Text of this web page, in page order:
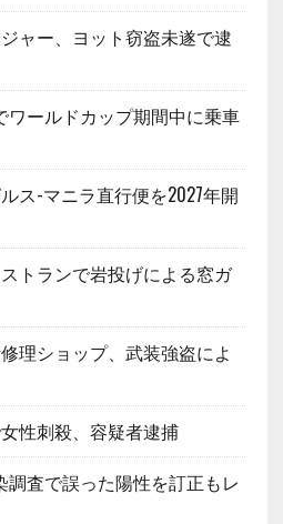
ャー、ヨット窃盗未遂で逮
ワールドカップ期間中に乗車
ス-マニラ直行便を2027年開
トランで岩投げによる窓ガ
理ショップ、武装強盗によ
性刺殺、容疑者逮捕
調査で誤った陽性を訂正もレ